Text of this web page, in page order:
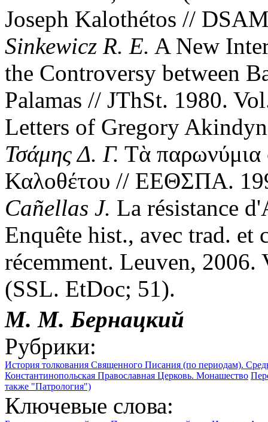
Joseph Kalothétos //
Sinkewicz R. E. A New
the Controversy between
Palamas // JThSt. 1980.
Letters of Gregory
Τσάμης Δ. Γ. Τὰ παρωνύμια
Καλοθέτου // ΕΕΘΣΠΑ.
Cañellas J. La résistance
Enquête hist., avec trad. et
récemment. Leuven,
(SSL. EtDoc; 51).
М. М. Бернацкий
Рубрики:
История толкования Священного Писания (по периодам).
Константинопольская Православная Церковь. Монашество
также "Патрология")
Ключевые слова: